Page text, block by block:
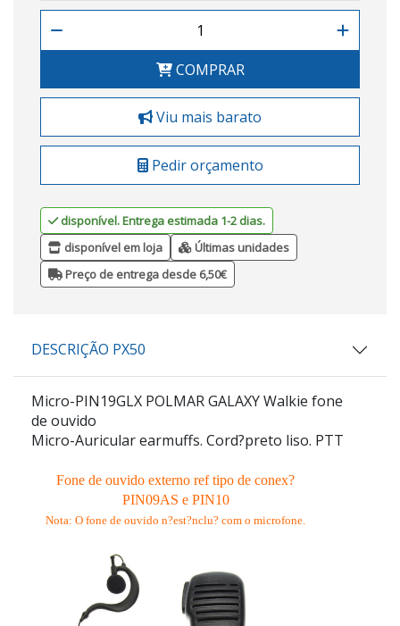
COMPRAR
Viu mais barato
Pedir orçamento
disponível. Entrega estimada 1-2 dias.
disponível em loja
Últimas unidades
Preço de entrega desde 6,50€
DESCRIÇÃO PX50
Micro-PIN19GLX POLMAR GALAXY Walkie fone
de ouvido
Micro-Auricular earmuffs. Cord?preto liso. PTT
Fone de ouvido externo ref tipo de conex?
PIN09AS e PIN10
Nota: O fone de ouvido n?est?nclu? com o microfone.